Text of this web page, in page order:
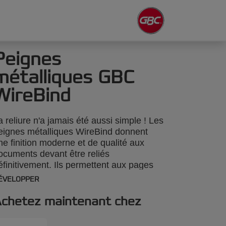
GBC
reliure n'a jamais été aussi simple ! Les
métalliques WireBind donnent
finition moderne et de qualité aux
devant être reliés
Ils permettent aux pages
s'ouvrir à plat et de tourner sur 360
photocopies. La reliure permanente
maintenant chez